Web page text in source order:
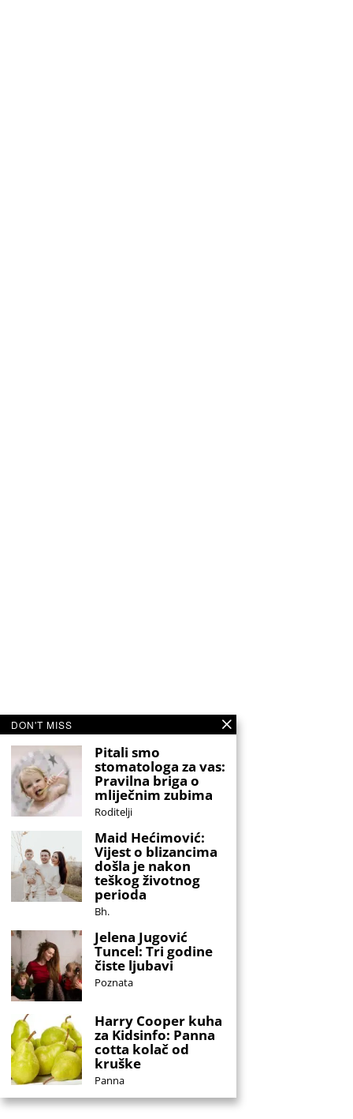
DON'T MISS
Pitali smo
stomatologa za vas:
Pravilna briga o
mliječnim zubima
Roditelji
Maid Hećimović:
Vijest o blizancima
došla je nakon
teškog životnog
perioda
Bh.
Jelena Jugović
Tuncel: Tri godine
čiste ljubavi
Poznata
Harry Cooper kuha
za Kidsinfo: Panna
cotta kolač od
kruške
Panna